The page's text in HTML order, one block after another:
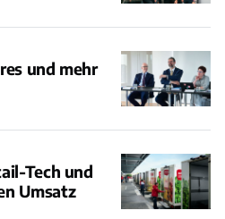
und mehr
Tech und
Umsatz